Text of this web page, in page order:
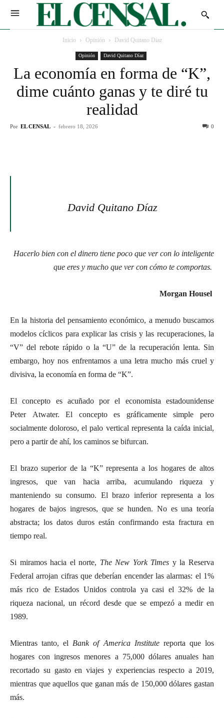
Inicio Opinión David Quitano Díaz
Opinión David Quitano Díaz
La economía en forma de “K”,
dime cuánto ganas y te diré tu
realidad
Por EL CENSAL - febrero 18, 2026 0
David Quitano Díaz
Hacerlo bien con el dinero tiene poco que ver con lo inteligente
que eres y mucho que ver con cómo te comportas.
Morgan Housel
En la historia del pensamiento económico, a menudo buscamos
modelos cíclicos para explicar las crisis y las recuperaciones, la
“V” del rebote rápido o la “U” de la recuperación lenta. Sin
embargo, hoy nos enfrentamos a una letra mucho más cruel y
divisiva, la economía en forma de “K”.
El concepto es acuñado por el economista estadounidense
Peter Atwater. El concepto es gráficamente simple pero
socialmente doloroso, el palo vertical representa la caída inicial,
pero a partir de ahí, los caminos se bifurcan.
El brazo superior de la “K” representa a los hogares de altos
ingresos, que van hacia arriba, acumulando riqueza y
manteniendo su consumo. El brazo inferior representa a los
hogares de bajos ingresos, que se hunden. No es una teoría
abstracta; los datos duros están confirmando esta fractura en
tiempo real.
Si miramos hacia el norte, The New York Times y la Reserva
Federal arrojan cifras que deberían encender las alarmas: el 1%
más rico de Estados Unidos controla ya casi el 32% de la
riqueza nacional, un récord desde que se empezó a medir en
1989.
Mientras tanto, el Bank of America Institute reporta que los
hogares con ingresos menores a 75,000 dólares anuales han
recortado su gasto en viajes y experiencias respecto a 2019,
mientras que aquellos que ganan más de 150,000 dólares gastan
más.